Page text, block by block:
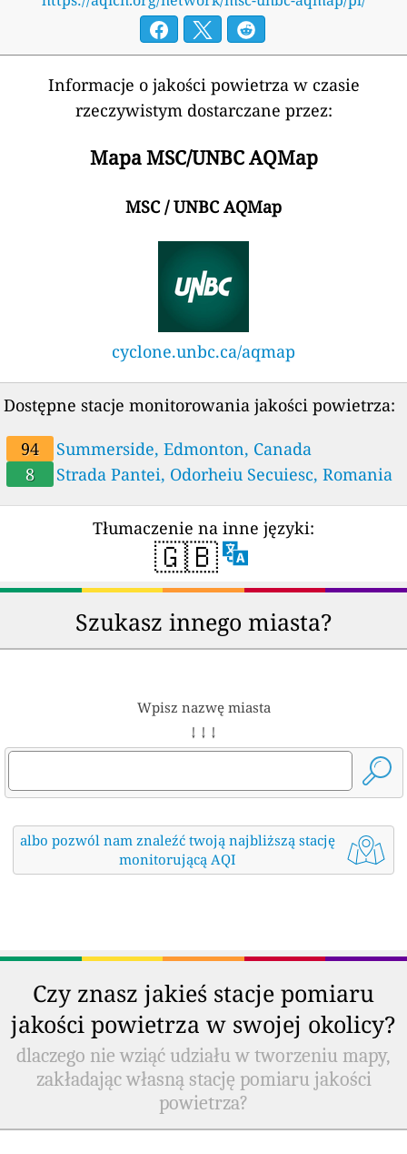
Informacje o jakości powietrza w czasie
rzeczywistym dostarczane przez:
Mapa MSC/UNBC AQMap
MSC / UNBC AQMap
cyclone.unbc.ca/aqmap
Dostępne stacje monitorowania jakości powietrza:
94
Summerside, Edmonton, Canada
8
Strada Pantei, Odorheiu Secuiesc, Romania
Tłumaczenie na inne języki:
🇬🇧
Szukasz innego miasta?
Wpisz nazwę miasta
↓ ↓ ↓
albo pozwól nam znaleźć twoją najbliższą stację
monitorującą AQI
Czy znasz jakieś stacje pomiaru
jakości powietrza w swojej okolicy?
dlaczego nie wziąć udziału w tworzeniu mapy,
zakładając własną stację pomiaru jakości
powietrza?